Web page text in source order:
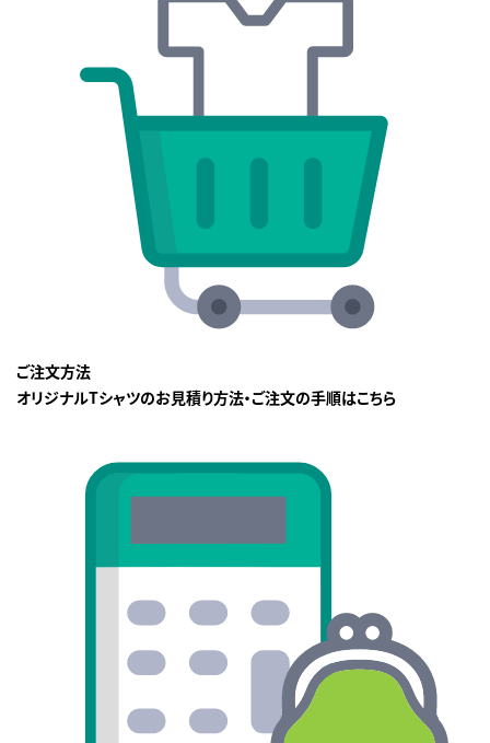
ご注文方法
オリジナルTシャツのお見積り方法・ご注文の手順はこちら